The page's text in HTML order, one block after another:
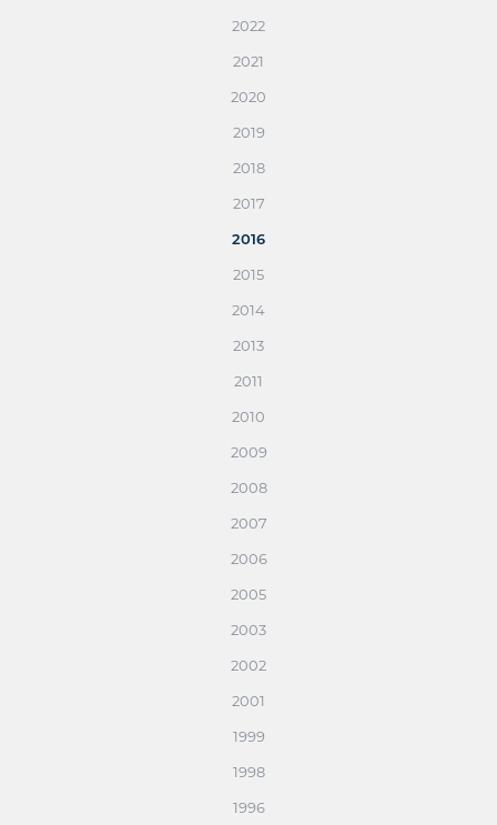
2022
2021
2020
2019
2018
2017
2016
2015
2014
2013
2011
2010
2009
2008
2007
2006
2005
2003
2002
2001
1999
1998
1996